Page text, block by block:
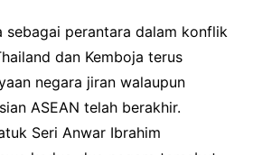
sebagai perantara dalam konflik
dan Kemboja terus
negara jiran walaupun
ASEAN telah berakhir.
Seri Anwar Ibrahim